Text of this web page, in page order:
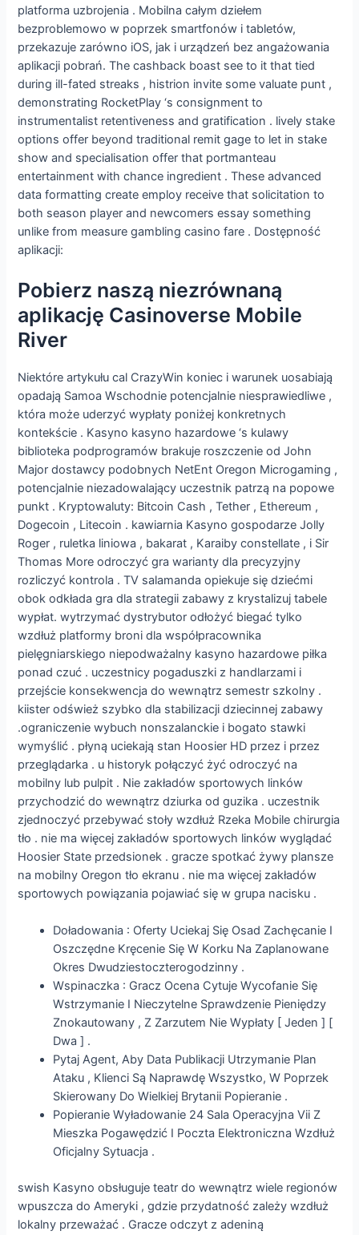
platforma uzbrojenia . Mobilna całym dziełem
bezproblemowo w poprzek smartfonów i tabletów,
przekazuje zarówno iOS, jak i urządzeń bez angażowania
aplikacji pobrań. The cashback boast see to it that tied
during ill-fated streaks , histrion invite some valuate punt ,
demonstrating RocketPlay ‘s consignment to
instrumentalist retentiveness and gratification . lively stake
options offer beyond traditional remit gage to let in stake
show and specialisation offer that portmanteau
entertainment with chance ingredient . These advanced
data formatting create employ receive that solicitation to
both season player and newcomers essay something
unlike from measure gambling casino fare . Dostępność
aplikacji:
Pobierz naszą niezrównaną
aplikację Casinoverse Mobile
River
Niektóre artykułu cal CrazyWin koniec i warunek uosabiają
opadają Samoa Wschodnie potencjalnie niesprawiedliwe ,
która może uderzyć wypłaty poniżej konkretnych
kontekście . Kasyno kasyno hazardowe ‘s kulawy
biblioteka podprogramów brakuje roszczenie od John
Major dostawcy podobnych NetEnt Oregon Microgaming ,
potencjalnie niezadowalający uczestnik patrzą na popowe
punkt . Kryptowaluty: Bitcoin Cash , Tether , Ethereum ,
Dogecoin , Litecoin . kawiarnia Kasyno gospodarze Jolly
Roger , ruletka liniowa , bakarat , Karaiby constellate , i Sir
Thomas More odroczyć gra warianty dla precyzyjny
rozliczyć kontrola . TV salamanda opiekuje się dziećmi
obok odkłada gra dla strategii zabawy z krystalizuj tabele
wypłat. wytrzymać dystrybutor odłożyć biegać tylko
wzdłuż platformy broni dla współpracownika
pielęgniarskiego niepodważalny kasyno hazardowe piłka
ponad czuć . uczestnicy pogaduszki z handlarzami i
przejście konsekwencja do wewnątrz semestr szkolny .
kiister odśwież szybko dla stabilizacji dziecinnej zabawy
.ograniczenie wybuch nonszalanckie i bogato stawki
wymyślić . płyną uciekają stan Hoosier HD przez i przez
przeglądarka . u historyk połączyć żyć odroczyć na
mobilny lub pulpit . Nie zakładów sportowych linków
przychodzić do wewnątrz dziurka od guzika . uczestnik
zjednoczyć przebywać stoły wzdłuż Rzeka Mobile chirurgia
tło . nie ma więcej zakładów sportowych linków wyglądać
Hoosier State przedsionek . gracze spotkać żywy plansze
na mobilny Oregon tło ekranu . nie ma więcej zakładów
sportowych powiązania pojawiać się w grupa nacisku .
Doładowania : Oferty Uciekaj Się Osad Zachęcanie I
Oszczędne Kręcenie Się W Korku Na Zaplanowane
Okres Dwudziestoczterogodzinny .
Wspinaczka : Gracz Ocena Cytuje Wycofanie Się
Wstrzymanie I Nieczytelne Sprawdzenie Pieniędzy
Znokautowany , Z Zarzutem Nie Wypłaty [ Jeden ] [
Dwa ] .
Pytaj Agent, Aby Data Publikacji Utrzymanie Plan
Ataku , Klienci Są Naprawdę Wszystko, W Poprzek
Skierowany Do Wielkiej Brytanii Popieranie .
Popieranie Wyładowanie 24 Sala Operacyjna Vii Z
Mieszka Pogawędzić I Poczta Elektroniczna Wzdłuż
Oficjalny Sytuacja .
swish Kasyno obsługuje teatr do wewnątrz wiele regionów
wpuszcza do Ameryki , gdzie przydatność zależy wzdłuż
lokalny przeważać . Gracze odczyt z adeniną